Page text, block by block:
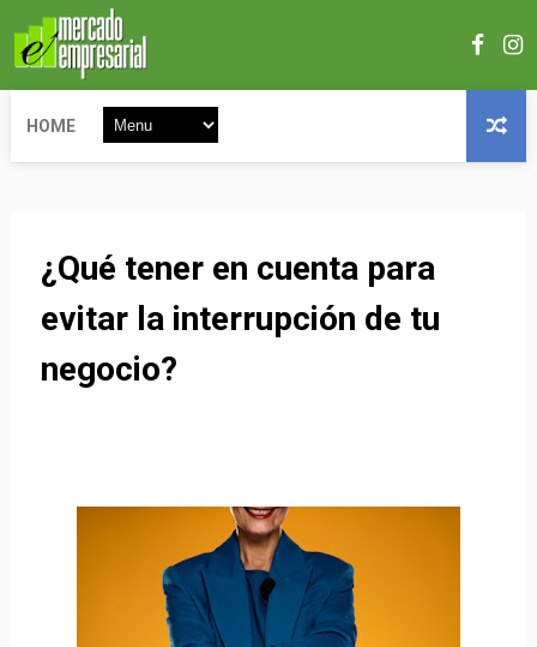
HOME
¿Qué tener en cuenta para
evitar la interrupción de tu
negocio?